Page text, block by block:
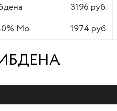
3196 руб.
Mo 1974 руб.